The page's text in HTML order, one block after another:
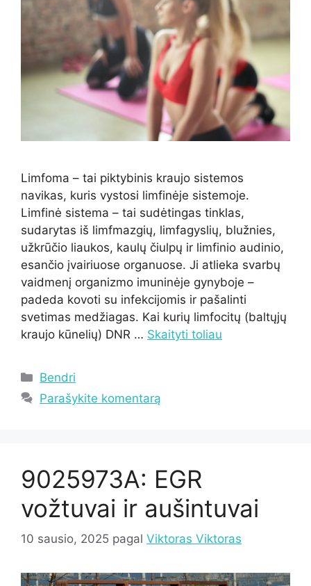
Limfoma – tai piktybinis kraujo sistemos
navikas, kuris vystosi limfinėje sistemoje.
Limfinė sistema – tai sudėtingas tinklas,
sudarytas iš limfmazgių, limfagyslių, blužnies,
užkrūčio liaukos, kaulų čiulpų ir limfinio audinio,
esančio įvairiuose organuose. Ji atlieka svarbų
vaidmenį organizmo imuninėje gynyboje –
padeda kovoti su infekcijomis ir pašalinti
svetimas medžiagas. Kai kurių limfocitų (baltųjų
kraujo kūnelių) DNR … Skaityti toliau
Kategorijos
Bendri
Parašykite komentarą
9025973A: EGR
vožtuvai ir aušintuvai
10 sausio, 2025 pagal Viktoras Viktoras